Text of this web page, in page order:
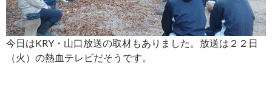
今日はKRY・山口放送の取材もありました。放送は２２日
（火）の熱血テレビだそうです。